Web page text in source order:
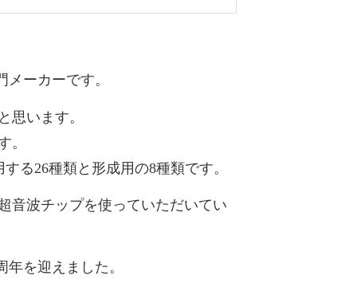
ーカーです。
思います。
。
る26種類と形成用の8種類です。
音波チップを使っていただいてい
年を迎えました。